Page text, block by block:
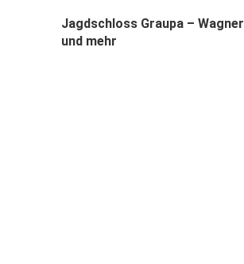
Jagdschloss Graupa – Wagner
und mehr